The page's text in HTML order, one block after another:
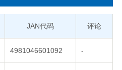
JAN代码 评论
4981046601092 -